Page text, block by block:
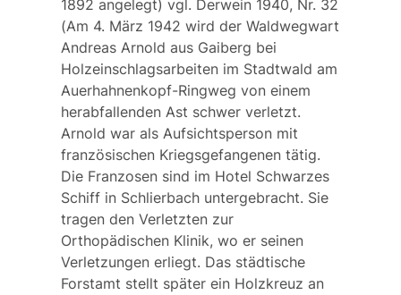
1892 angelegt) vgl. Derwein 1940, Nr. 32
(Am 4. März 1942 wird der Waldwegwart
Andreas Arnold aus Gaiberg bei
Holzeinschlagsarbeiten im Stadtwald am
Auerhahnenkopf-Ringweg von einem
herabfallenden Ast schwer verletzt.
Arnold war als Aufsichtsperson mit
französischen Kriegsgefangenen tätig.
Die Franzosen sind im Hotel Schwarzes
Schiff in Schlierbach untergebracht. Sie
tragen den Verletzten zur
Orthopädischen Klinik, wo er seinen
Verletzungen erliegt. Das städtische
Forstamt stellt später ein Holzkreuz an